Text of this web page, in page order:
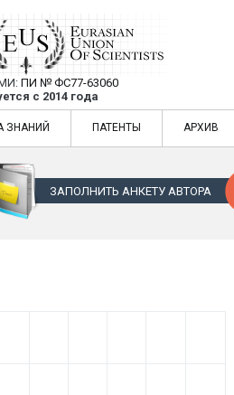
Ученых —
ПИ № ФС77-63060
с 2014 года
научных статей в
ЗНАНИЙ ПАТЕНТЫ АРХИВ
ЗАПОЛНИТЬ АНКЕТУ АВТОРА